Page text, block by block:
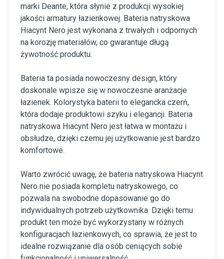
marki Deante, która słynie z produkcji wysokiej
jakości armatury łazienkowej. Bateria natryskowa
Hiacynt Nero jest wykonana z trwałych i odpornych
na korozję materiałów, co gwarantuje długą
żywotność produktu.
Bateria ta posiada nowoczesny design, który
doskonale wpisze się w nowoczesne aranżacje
łazienek. Kolorystyka baterii to elegancka czerń,
która dodaje produktowi szyku i elegancji. Bateria
natryskowa Hiacynt Nero jest łatwa w montażu i
obsłudze, dzięki czemu jej użytkowanie jest bardzo
komfortowe.
Warto zwrócić uwagę, że bateria natryskowa Hiacynt
Nero nie posiada kompletu natryskowego, co
pozwala na swobodne dopasowanie go do
indywidualnych potrzeb użytkownika. Dzięki temu
produkt ten może być wykorzystany w różnych
konfiguracjach łazienkowych, co sprawia, że jest to
idealne rozwiązanie dla osób ceniących sobie